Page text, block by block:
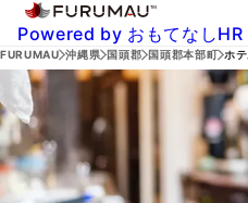
Powered by おもてなしHR
FURUMAU 沖縄県 国頭郡 国頭郡本部町 ホ